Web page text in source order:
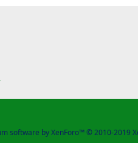
software by XenForo™© 2010-2019